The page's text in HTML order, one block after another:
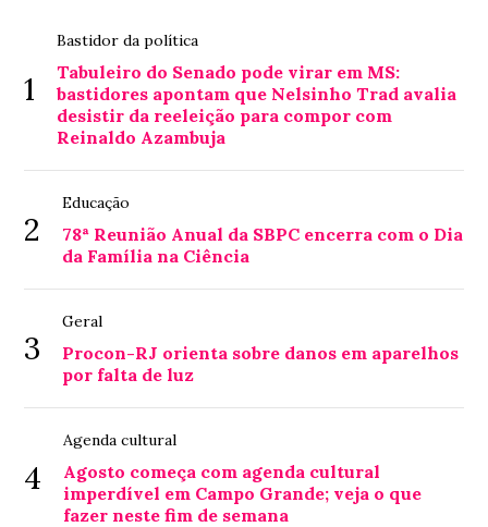
1
Bastidor da política
Tabuleiro do Senado pode virar em MS:
bastidores apontam que Nelsinho Trad avalia
desistir da reeleição para compor com
Reinaldo Azambuja
2
Educação
78ª Reunião Anual da SBPC encerra com o Dia
da Família na Ciência
3
Geral
Procon-RJ orienta sobre danos em aparelhos
por falta de luz
4
Agenda cultural
Agosto começa com agenda cultural
imperdível em Campo Grande; veja o que
fazer neste fim de semana